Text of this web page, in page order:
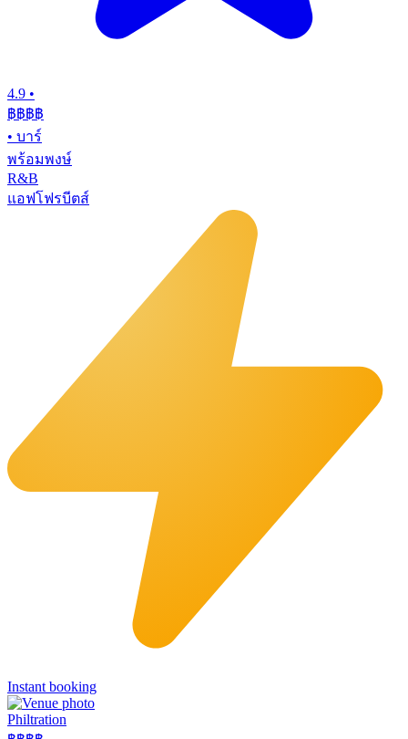
4.9 •
฿฿฿฿
• บาร์
พร้อมพงษ์
R&B
แอฟโฟรบีตส์
Instant booking
Philtration